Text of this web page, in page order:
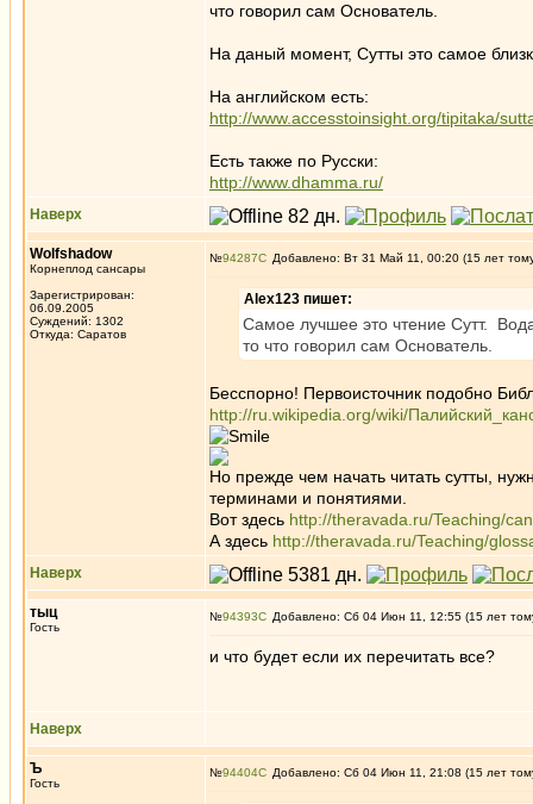
что говорил сам Основатель.
На даный момент, Сутты это самое
На английском есть:
http://www.accesstoinsight.org/tipitaka/
Eсть также по Русски:
http://www.dhamma.ru/
Наверх
Wolfshadow
Корнеплод сансары
Зарегистрирован:
06.09.2005
Суждений: 1302
Откуда: Саратов
№94287 Добавлено: Вт 31 Май 11, 00:20 (15 лет
Alex123 пишет:
Самое лучшее это чтение Сутт.
то что говорил сам Основатель.
Бесспорно! Первоисточник подобно
http://ru.wikipedia.org/wiki/
Но прежде чем начать читать сутты,
терминами и понятиями.
Вот здесь http://theravada.ru/Teaching/
А здесь http://theravada.ru/Teaching/
Наверх
тыц
Гость
№94393 Добавлено: Сб 04 Июн 11, 12:55 (15 лет
и что будет если их перечитать все?
Наверх
Ъ
Гость
№94404 Добавлено: Сб 04 Июн 11, 21:08 (15 лет